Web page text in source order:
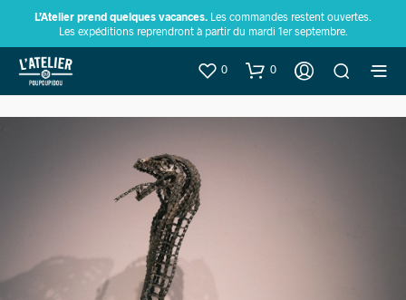
L’Atelier prend quelques vacances. Les commandes restent ouvertes.
Les expéditions reprendront à partir du mardi 1er septembre.
0 0